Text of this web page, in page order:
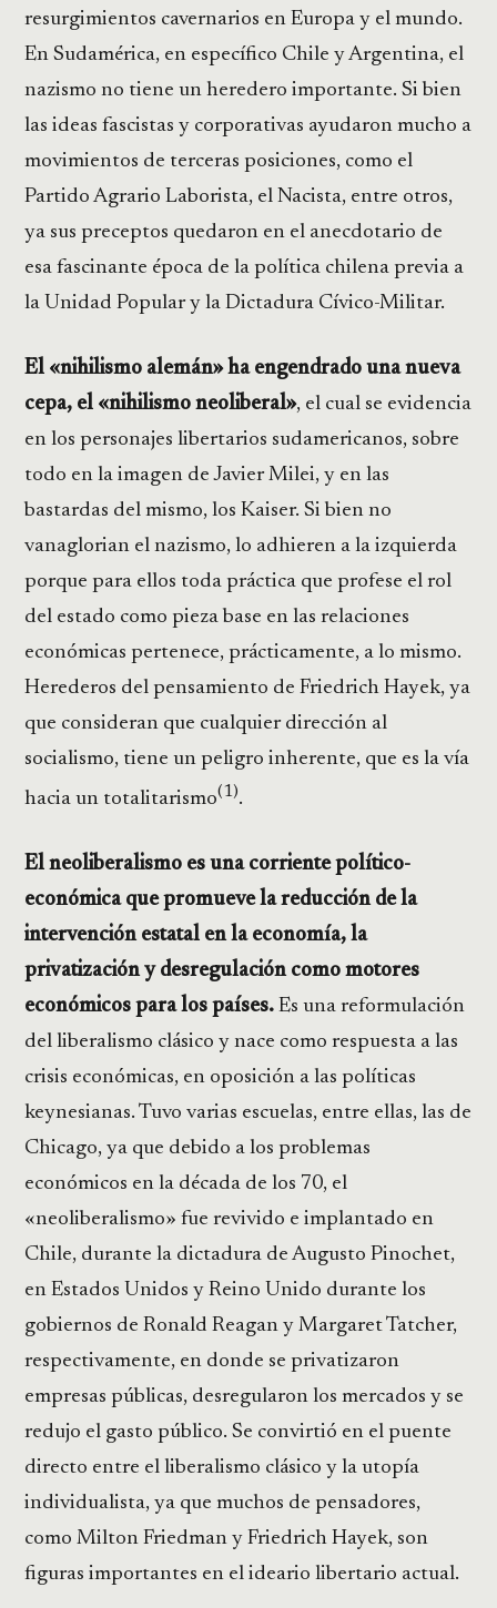
resurgimientos cavernarios en Europa y el mundo.
En Sudamérica, en específico Chile y Argentina, el
nazismo no tiene un heredero importante. Si bien
las ideas fascistas y corporativas ayudaron mucho a
movimientos de terceras posiciones, como el
Partido Agrario Laborista, el Nacista, entre otros,
ya sus preceptos quedaron en el anecdotario de
esa fascinante época de la política chilena previa a
la Unidad Popular y la Dictadura Cívico-Militar.
El «nihilismo alemán» ha engendrado una nueva
cepa, el «nihilismo neoliberal», el cual se evidencia
en los personajes libertarios sudamericanos, sobre
todo en la imagen de Javier Milei, y en las
bastardas del mismo, los Kaiser. Si bien no
vanaglorian el nazismo, lo adhieren a la izquierda
porque para ellos toda práctica que profese el rol
del estado como pieza base en las relaciones
económicas pertenece, prácticamente, a lo mismo.
Herederos del pensamiento de Friedrich Hayek, ya
que consideran que cualquier dirección al
socialismo, tiene un peligro inherente, que es la vía
hacia un totalitarismo(1).
El neoliberalismo es una corriente político-
económica que promueve la reducción de la
intervención estatal en la economía, la
privatización y desregulación como motores
económicos para los países. Es una reformulación
del liberalismo clásico y nace como respuesta a las
crisis económicas, en oposición a las políticas
keynesianas. Tuvo varias escuelas, entre ellas, las de
Chicago, ya que debido a los problemas
económicos en la década de los 70, el
«neoliberalismo» fue revivido e implantado en
Chile, durante la dictadura de Augusto Pinochet,
en Estados Unidos y Reino Unido durante los
gobiernos de Ronald Reagan y Margaret Tatcher,
respectivamente, en donde se privatizaron
empresas públicas, desregularon los mercados y se
redujo el gasto público. Se convirtió en el puente
directo entre el liberalismo clásico y la utopía
individualista, ya que muchos de pensadores,
como Milton Friedman y Friedrich Hayek, son
figuras importantes en el ideario libertario actual.